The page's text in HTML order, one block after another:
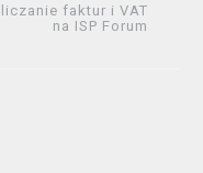
faktur i VAT
na ISP Forum